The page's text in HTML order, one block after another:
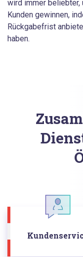
wird immer beliebter,
Kunden gewinnen,
Rückgabefrist
haben.